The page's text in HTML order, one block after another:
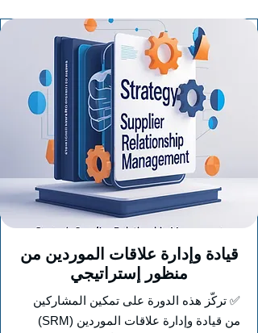
قيادة وإدارة علاقات الموردين من
منظور إستراتيجي
✅ تركّز هذه الدورة على تمكين المشاركين
من قيادة وإدارة علاقات الموردين (SRM)